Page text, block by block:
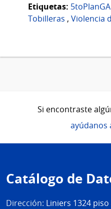
Etiquetas: 5toPlanGA
Tobilleras , Violencia
Si encontraste
ayúdanos
de
página
Catálogo de
Dirección: Liniers 1324 piso